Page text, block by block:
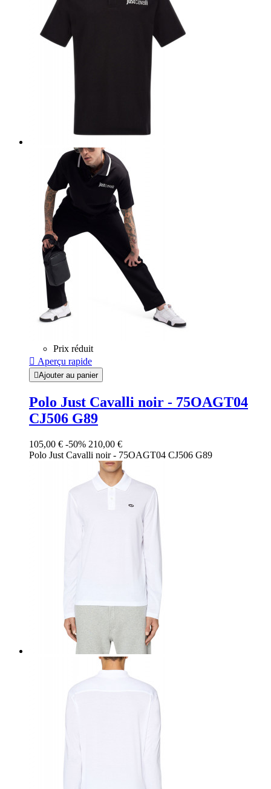
Prix réduit
 Aperçu rapide
Ajouter au panier
Polo Just Cavalli noir - 75OAGT04
CJ506 G89
105,00 € -50% 210,00 €
Polo Just Cavalli noir - 75OAGT04 CJ506 G89